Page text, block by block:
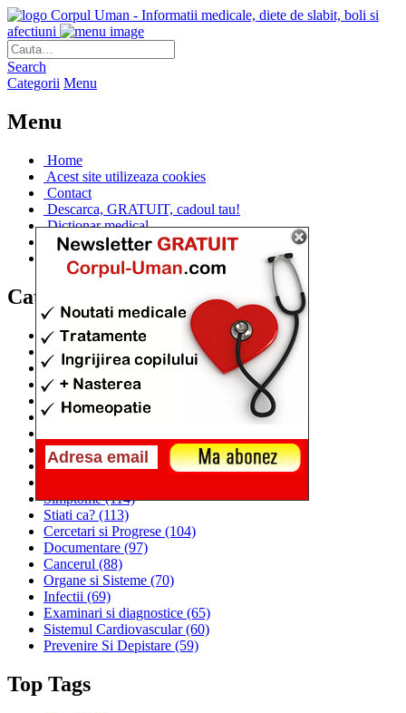
Corpul Uman - Informatii medicale, diete de slabit, boli si
afectiuni
Search
Categorii Menu
Menu
Home
Acest site utilizeaza cookies
Contact
Descarca, GRATUIT, cadoul tau!
Dictionar medical
Dr. Cristina IANUC
Linkuri utile
Categorii
Diete si cure de slabire
(706)
Afectiuni si Boli
(401)
Corpul de la A la Z(315)
Medicina Naturista
Anatomie
(295)
Alimentatia(259)
Sanatatea si Preventia(170)
Interventii si Tratamente(167)
Simptome(114)
Stiati ca? (113)
Cercetari si Progrese (104)
Documentare (97)
Cancerul (88)
Organe si Sisteme (70)
Infectii (69)
Examinari si diagnostice (65)
Sistemul Cardiovascular(60)
Prevenire Si Depistare (59)
Top Tags